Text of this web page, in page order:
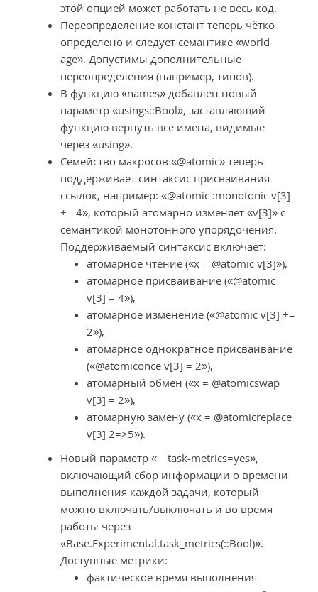
этой опцией может работать не весь код.
Переопределение констант теперь чётко
определено и следует семантике «world
age». Допустимы дополнительные
переопределения (например, типов).
В функцию «names» добавлен новый
параметр «usings::Bool», заставляющий
функцию вернуть все имена, видимые
через «using».
Семейство макросов «@atomic» теперь
поддерживает синтаксис присваивания
ссылок, например: «@atomic :monotonic v[3]
+= 4», который атомарно изменяет «v[3]» с
семантикой монотонного упорядочения.
Поддерживаемый синтаксис включает:
атомарное чтение («x = @atomic v[3]»),
атомарное присваивание («@atomic
v[3] = 4»),
атомарное изменение («@atomic v[3] +=
2»),
атомарное однократное присваивание
(«@atomiconce v[3] = 2»),
атомарный обмен («x = @atomicswap
v[3] = 2»),
атомарную замену («x = @atomicreplace
v[3] 2=>5»).
Новый параметр «—task-metrics=yes»,
включающий сбор информации о времени
выполнения каждой задачи, который
можно включать/выключать и во время
работы через
«Base.Experimental.task_metrics(::Bool)».
Доступные метрики:
фактическое время выполнения